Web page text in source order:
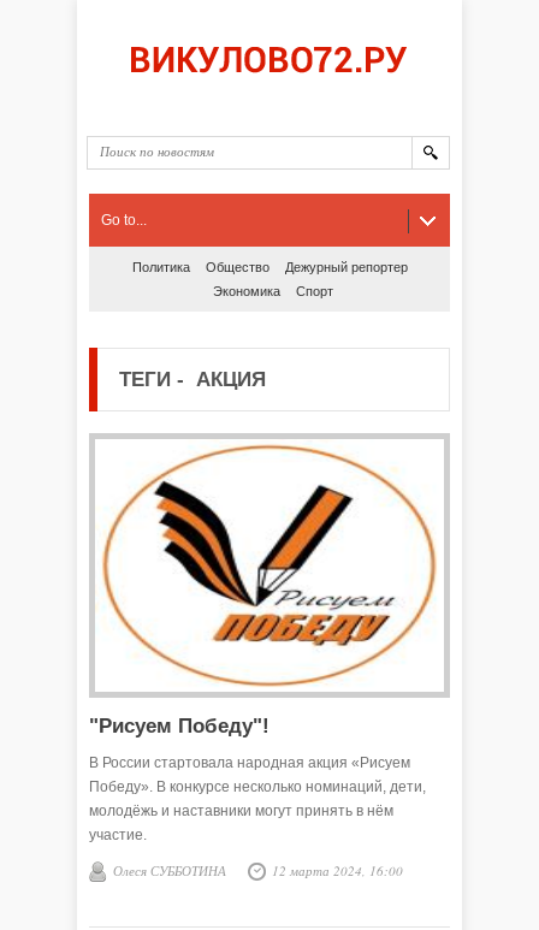
Go to...
Политика Общество
Дежурный репортер
Экономика
Спорт
ТЕГИ - АКЦИЯ
"Рисуем Победу"!
В России стартовала народная акция «Рисуем
Победу». В конкурсе несколько номинаций, дети,
молодёжь и наставники могут принять в нём
участие.
Олеся СУББОТИНА 12 марта 2024, 16:00